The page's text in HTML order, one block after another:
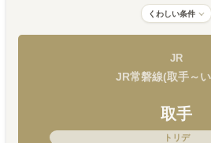
くわしい条件
JR
JR常磐線(取手～
取手
トリデ